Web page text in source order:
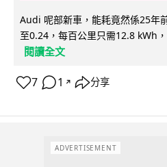
Audi 呢部新車，能耗竟然係25年
至0.24，每百公里只需12.8 kWh
閱讀全文
7 1 ↗ 分享
ADVERTISEMENT